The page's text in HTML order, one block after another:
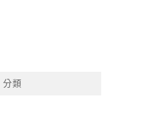
分類